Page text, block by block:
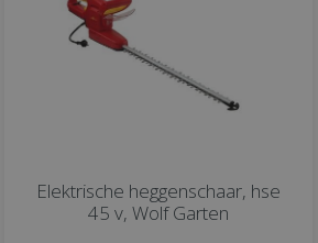
Elektrische heggenschaar, hse
45 v, Wolf Garten